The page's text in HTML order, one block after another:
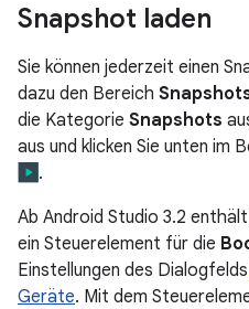
Snapshot laden
Sie können jederzeit einen
dazu den Bereich
die Kategorie Snapshots
aus und klicken Sie unten im
.
Ab Android Studio 3.2
ein Steuerelement für die
Einstellungen des Dialogfelds
Geräte. Mit dem